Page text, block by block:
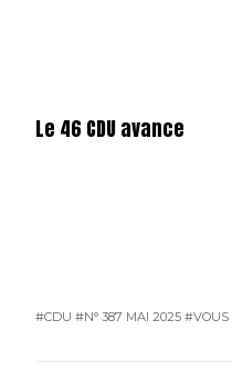
Le 46 CDU avance
#CDU #N° 387 MAI 2025 #VOUS